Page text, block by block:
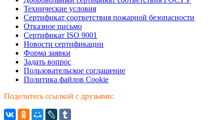
Технические условия
Сертификат соответствия пожарной безопасности
Отказное письмо
Сертификат ISO 9001
Новости сертификации
Форма заявки
Задать вопрос
Пользовательское соглашение
Политика файлов Cookie
Поделитесь ссылкой с друзьями: